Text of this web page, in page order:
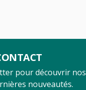
pour découvrir nos
nouveautés.